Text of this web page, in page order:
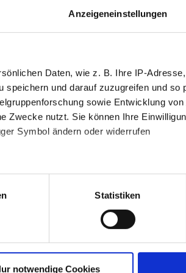
Anzeigeneinstellungen
Daten, wie z. B. Ihre IP-
und darauf zuzugreifen und so
sowie Entwicklung
Zwecke nutzt. Sie können Ihre
Symbol ändern oder widerrufen
welche bis auf einige Meter
Merkmalen (Fingerprinting)
verarbeitet werden, und legen Sie
personalisieren, Funktionen für soziale
Außerdem geben wir Informationen zu
Statistiken
notwendige Cookies
das Fahrrad?
anzutreffen, auch Fahrräder werden
recherchiert, welche Preise die